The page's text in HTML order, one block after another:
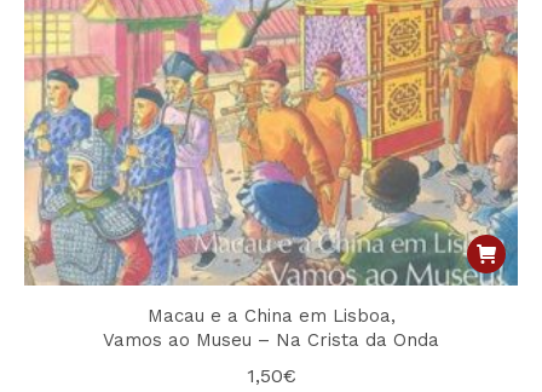
Macau e a China em Lisboa,
Vamos ao Museu – Na Crista da Onda
1,50€